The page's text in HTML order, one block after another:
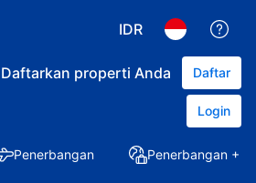
IDR
Daftarkan properti Anda Daftar
Login
Penerbangan Penerbangan +